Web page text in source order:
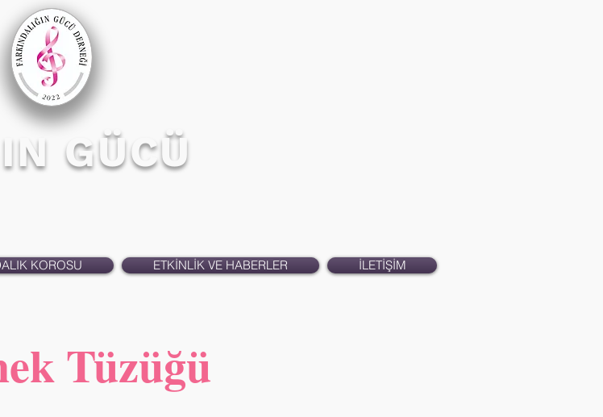
GÜCÜ
KOROSU ETKİNLİK VE HABERLER İLETİŞİM
Tüzüğü